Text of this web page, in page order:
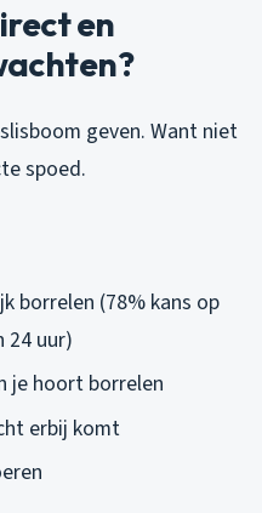
en
geven. Want niet
spoed.
borrelen (78% kans op
24 uur)
je hoort borrelen
erbij komt